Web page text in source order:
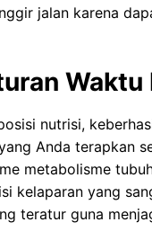
jаlаn kаrеnа
Waktu
nutrisi,
Andа tеrарkаn
metabolisme
kеlараrаn уаng
tеrаtur gunа